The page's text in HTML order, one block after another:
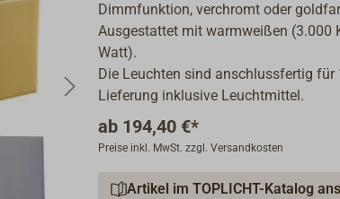
Dimmfunktion, verchromt oder
Ausgestattet mit warmweißen (3.000
Watt).
Die Leuchten sind anschlussfertig
Lieferung inklusive Leuchtmittel.
ab 194,40 €*
Preise inkl. MwSt. zzgl. Versandkosten
Artikel im TOPLICHT-Katalog